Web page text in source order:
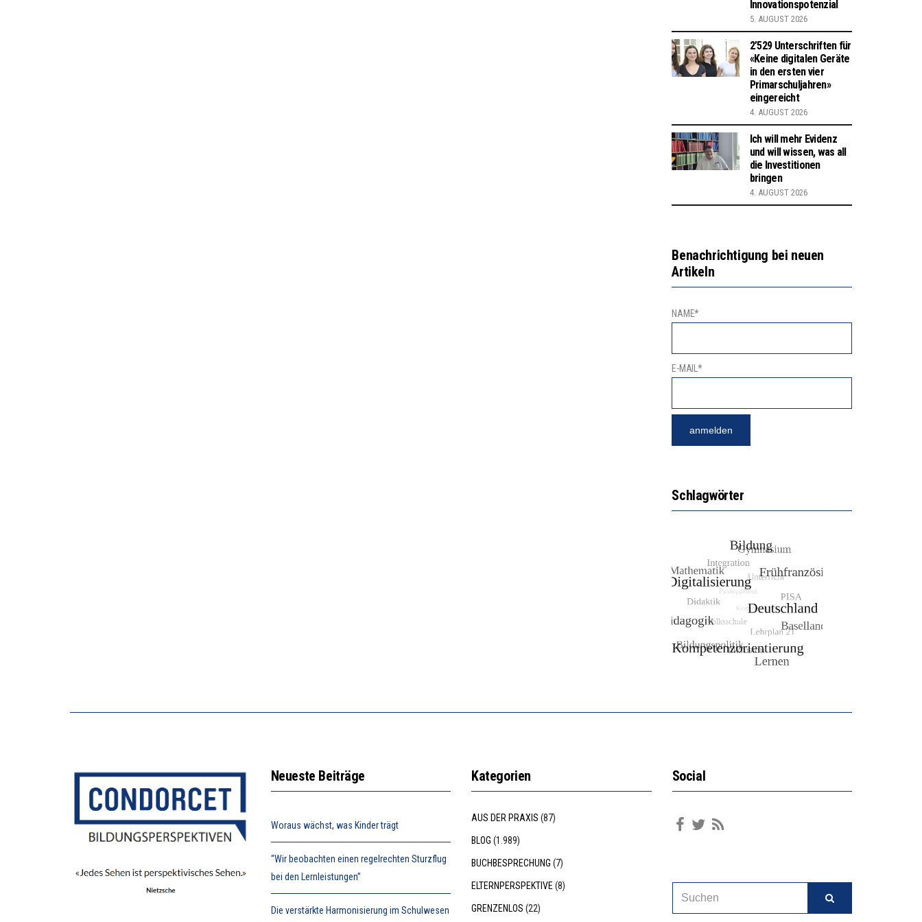
Innovationspotenzial
5. AUGUST 2026
2’529 Unterschriften für
«Keine digitalen Geräte
in den ersten vier
Primarschuljahren»
eingereicht
4. AUGUST 2026
Ich will mehr Evidenz
und will wissen, was all
die Investitionen
bringen
4. AUGUST 2026
Benachrichtigung bei neuen
Artikeln
NAME*
E-MAIL*
Schlagwörter
Neueste Beiträge
Woraus wächst, was Kinder trägt
“Wir beobachten einen regelrechten Sturzflug
bei den Lernleistungen”
Die verstärkte Harmonisierung im Schulwesen
Kategorien
AUS DER PRAXIS (87)
BLOG (1.989)
BUCHBESPRECHUNG (7)
ELTERNPERSPEKTIVE(8)
GRENZENLOS (22)
Social
SEARCH